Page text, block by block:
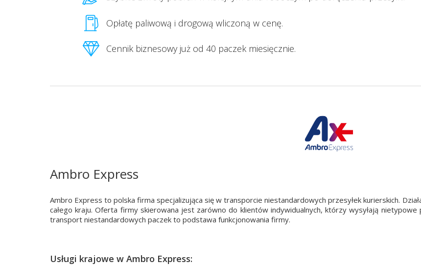
Opłatę paliwową i drogową wliczoną w cenę.
Cennik biznesowy już od 40 paczek miesięcznie.
Ambro Express
Ambro Express to polska firma specjalizująca się w transporcie niestandardowych przesyłek kurierskich.
całego kraju. Oferta firmy skierowana jest zarówno do klientów indywidualnych, którzy wysyłają
transport niestandardowych paczek to podstawa funkcjonowania firmy.
Usługi krajowe w Ambro Express: